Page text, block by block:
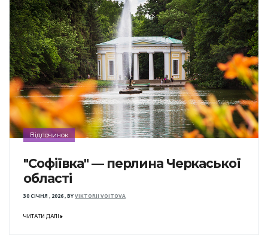
Відпочинок
"Софіївка" — перлина Черкаської
області
30 СІЧНЯ , 2026,BYVIKTORIJ VOITOVA
ЧИТАТИ ДАЛІ